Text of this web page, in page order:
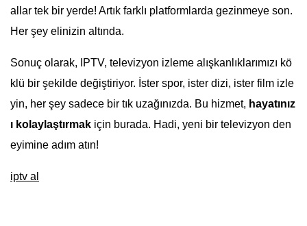
allar tek bir yerde! Artık farklı platformlarda gezinmeye son.
Her şey elinizin altında.
Sonuç olarak, IPTV, televizyon izleme alışkanlıklarımızı kö
klü bir şekilde değiştiriyor. İster spor, ister dizi, ister film izle
yin, her şey sadece bir tık uzağınızda. Bu hizmet, hayatınız
ı kolaylaştırmak için burada. Hadi, yeni bir televizyon den
eyimine adım atın!
iptv al